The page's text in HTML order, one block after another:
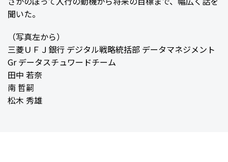
聞いた。
（写真左から）
三菱ＵＦＪ銀行 デジタル戦略統括部 データマネジメント
Gr データスチュワードチーム
田中 若奈
南 哲嗣
松木 秀雄